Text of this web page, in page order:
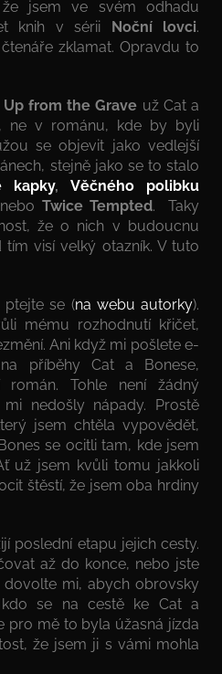
jsem ve svém odhadu
knih v sérii Noční lovci.
zklamat. Opravdu to
Up from the Grave už Cat a
ne v románu, kde by byli
se objevit jako vedlejší
stejně jako se to stalo
kapky, Věčného polibku
nebo Twice Tempted. Taky
že o nich v budoucnu
visí velký otazník. V tuto
ptejte se (na webu autorky).
mému rozhodnutí křičet,
Ani když mi pošlete e-
příběhy Cat a Bonese,
Tohle není žádný
nedošly nápady. Prostě
jsem chtěla vypovědět,
se ocitli tam, kde jsem
už jsem kvůli tomu jakkoli
štěstí, že jsem oba hrdiny
poslední etapu jejich cesty.
až do konce, nebo jste
mi, abych obrovsky
kdo se na cestě ke Cat a
pro mě to byla úžasná jízda
že jsem ji s vámi mohla